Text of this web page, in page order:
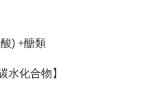
) +醣類
水化合物】